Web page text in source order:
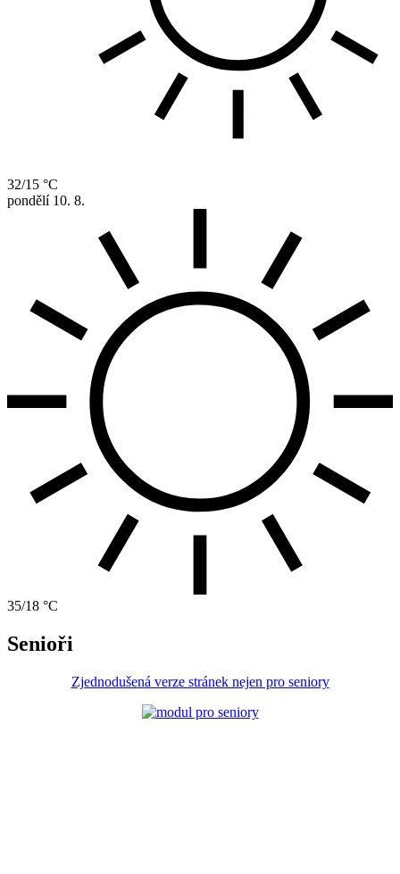
32/15 °C
pondělí 10. 8.
35/18 °C
Senioři
Zjednodušená verze stránek nejen pro seniory